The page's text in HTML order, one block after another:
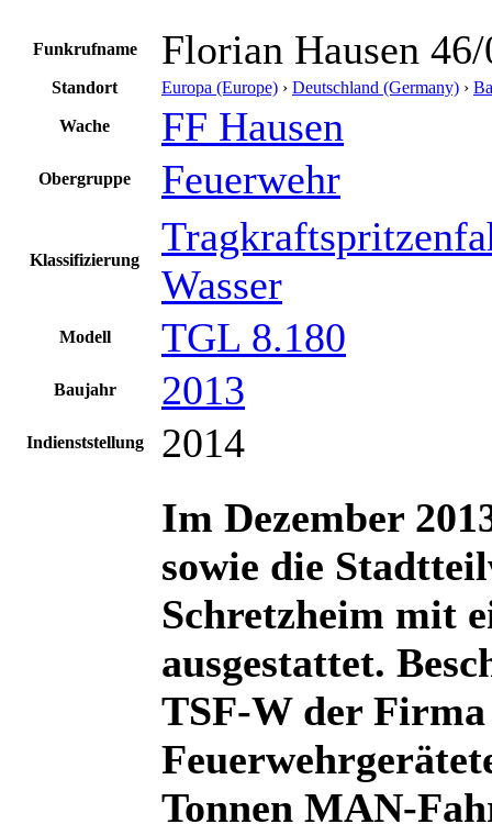
Funkrufname Florian Hausen
Standort Europa (Europe) › Deutschland (Germany) ›
Wache FF Hausen
Obergruppe Feuerwehr
Klassifizierung
Wasser
Modell TGL 8.180
Baujahr 2013
Indienststellung
2014
Im Dezember
sowie die
Schretzheim mit
ausgestattet.
TSF-W der
Tonnen MAN-